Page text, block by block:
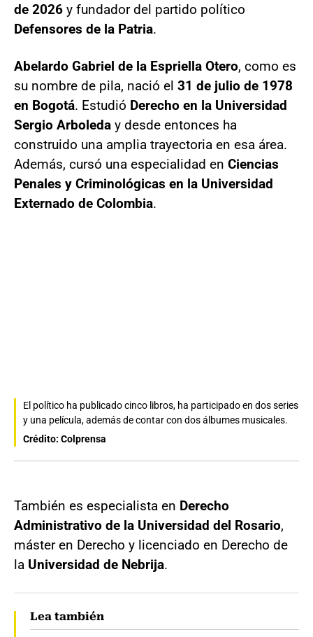
de 2026 y fundador del partido político
Defensores de la Patria.
Abelardo Gabriel de la Espriella Otero, como es
su nombre de pila, nació el 31 de julio de 1978
en Bogotá. Estudió Derecho en la Universidad
Sergio Arboleda y desde entonces ha
construido una amplia trayectoria en esa área.
Además, cursó una especialidad en Ciencias
Penales y Criminológicas en la Universidad
Externado de Colombia.
El político ha publicado cinco libros, ha participado en dos series
y una película, además de contar con dos álbumes musicales.
Crédito: Colprensa
También es especialista en Derecho
Administrativo de la Universidad del Rosario,
máster en Derecho y licenciado en Derecho de
la Universidad de Nebrija.
Lea también